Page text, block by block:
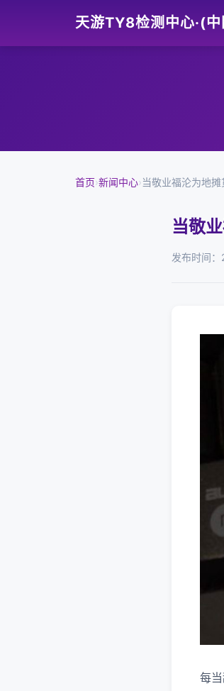
天游TY8检测中心·(
首页›新闻中心›当敬业福沦为地
当敬
发布时间
每